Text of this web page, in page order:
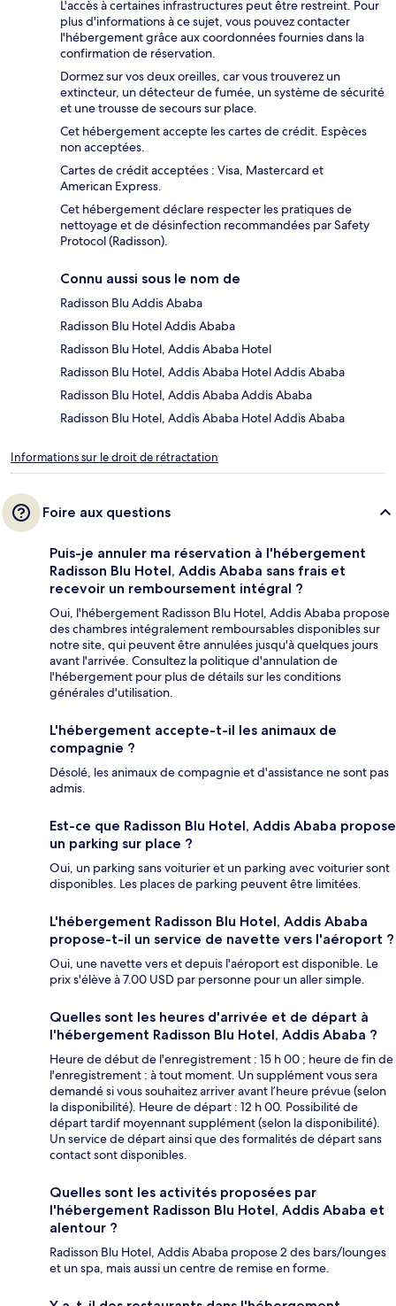
L'accès à certaines infrastructures peut être restreint. Pour
plus d'informations à ce sujet, vous pouvez contacter
l'hébergement grâce aux coordonnées fournies dans la
confirmation de réservation.
Dormez sur vos deux oreilles, car vous trouverez un
extincteur, un détecteur de fumée, un système de sécurité
et une trousse de secours sur place.
Cet hébergement accepte les cartes de crédit. Espèces
non acceptées.
Cartes de crédit acceptées : Visa, Mastercard et
American Express.
Cet hébergement déclare respecter les pratiques de
nettoyage et de désinfection recommandées par Safety
Protocol (Radisson).
Connu aussi sous le nom de
Radisson Blu Addis Ababa
Radisson Blu Hotel Addis Ababa
Radisson Blu Hotel, Addis Ababa Hotel
Radisson Blu Hotel, Addis Ababa Hotel Addis Ababa
Radisson Blu Hotel, Addis Ababa Addis Ababa
Radisson Blu Hotel, Addis Ababa Hotel Addis Ababa
Informations sur le droit de rétractation
Foire aux questions
Puis-je annuler ma réservation à l'hébergement
Radisson Blu Hotel, Addis Ababa sans frais et
recevoir un remboursement intégral ?
Oui, l'hébergement Radisson Blu Hotel, Addis Ababa propose
des chambres intégralement remboursables disponibles sur
notre site, qui peuvent être annulées jusqu'à quelques jours
avant l'arrivée. Consultez la politique d'annulation de
l'hébergement pour plus de détails sur les conditions
générales d'utilisation.
L'hébergement accepte-t-il les animaux de
compagnie ?
Désolé, les animaux de compagnie et d'assistance ne sont pas
admis.
Est-ce que Radisson Blu Hotel, Addis Ababa propose
un parking sur place ?
Oui, un parking sans voiturier et un parking avec voiturier sont
disponibles. Les places de parking peuvent être limitées.
L'hébergement Radisson Blu Hotel, Addis Ababa
propose-t-il un service de navette vers l'aéroport ?
Oui, une navette vers et depuis l'aéroport est disponible. Le
prix s'élève à 7.00 USD par personne pour un aller simple.
Quelles sont les heures d'arrivée et de départ à
l'hébergement Radisson Blu Hotel, Addis Ababa ?
Heure de début de l'enregistrement : 15 h 00 ; heure de fin de
l'enregistrement : à tout moment. Un supplément vous sera
demandé si vous souhaitez arriver avant l’heure prévue (selon
la disponibilité). Heure de départ : 12 h 00. Possibilité de
départ tardif moyennant supplément (selon la disponibilité).
Un service de départ ainsi que des formalités de départ sans
contact sont disponibles.
Quelles sont les activités proposées par
l'hébergement Radisson Blu Hotel, Addis Ababa et
alentour ?
Radisson Blu Hotel, Addis Ababa propose 2 des bars/lounges
et un spa, mais aussi un centre de remise en forme.